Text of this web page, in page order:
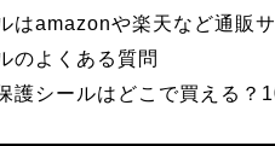
はamazonや楽天など通販
のよくある質問
護シールはどこで買える？